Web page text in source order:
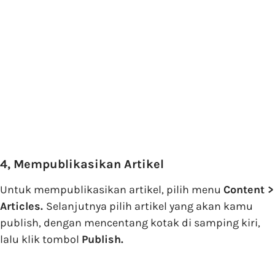
4, Mempublikasikan Artikel
Untuk mempublikasikan artikel, pilih menu Content >
Articles. Selanjutnya pilih artikel yang akan kamu
publish, dengan mencentang kotak di samping kiri,
lalu klik tombol Publish.